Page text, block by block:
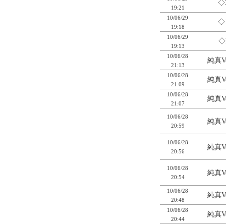
19:21
10/06/29
19:18
10/06/29
19:13
10/06/28
21:13
純真
10/06/28
21:09
純真
10/06/28
21:07
純真
10/06/28
20:59
純真
10/06/28
20:56
純真
10/06/28
20:54
純真
10/06/28
20:48
純真
10/06/28
20:44
純真